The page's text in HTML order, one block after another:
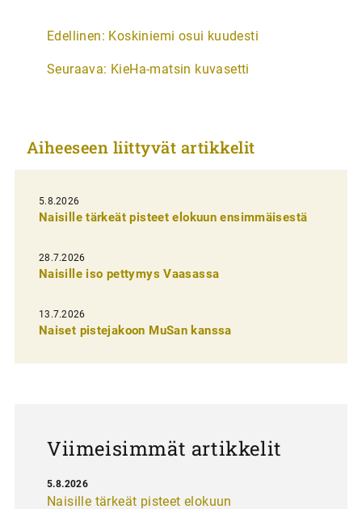
A
t
k
e
l
i
e
n
e
Edellinen: Koskiniemi osui kuudesti
Seuraava: KieHa-matsin kuvasetti
Aiheeseen liittyvät artikkelit
5.8.2026
Naisille tärkeät pisteet elokuun ensimmäisestä
28.7.2026
Naisille iso pettymys Vaasassa
13.7.2026
Naiset pistejakoon MuSan kanssa
Viimeisimmät artikkelit
Naisille tärkeät pisteet elokuun
5.8.2026